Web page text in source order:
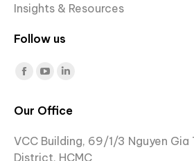
Insights & Resources
Follow us
Find us on:
Facebook
opens
new
YouTube
opens
new
Linkedin
opens
in
new
Our Office
VCC Building, 69/1/3 Nguyen Gia
District, HCMC